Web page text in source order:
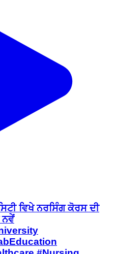
ਵਿਖੇ ਨਰਸਿੰਗ ਕੋਰਸ ਦੀ